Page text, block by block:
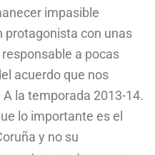
impasible
protagonista con unas
a pocas
acuerdo que nos
la temporada 2013-14.
lo importante es el
y no su